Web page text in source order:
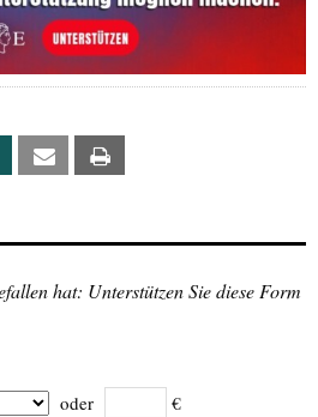
Xing Email
hat: Unterstützen Sie diese Form
oder €